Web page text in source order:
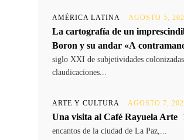
AMÉRICA LATINA AGOSTO 5,
La cartografía de un
Boron y su andar «A
siglo XXI de subjetividades
claudicaciones...
ARTE Y CULTURA AGOSTO 7,
Una visita al Café Rayuela Arte
encantos de la ciudad de La Paz,...